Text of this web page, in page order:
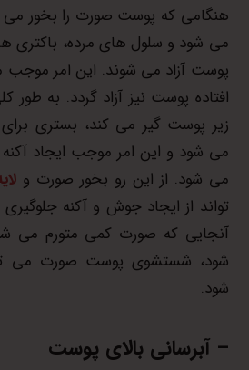
هنگامی که پوست صورت را بخور می
می شود و سلول های مرده، باکتری
پوست آزاد می شوند. این امر موجب
افتاده پوست نیز آزاد گردد. به طور
زیر پوست گیر می کند، بستری
می شود و این امر موجب ایجاد
می شود. از این رو بخور صورت و
تواند از ایجاد جوش و آکنه جلوگیری
آنجایی که صورت کمی متورم می
شود، شستشوی پوست صورت می
شود.
– آبرسانی بالای پوست